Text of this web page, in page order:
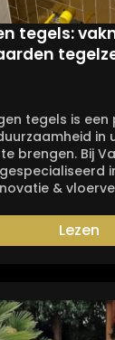
tegels:
tegels is
in
brengen. Bij
&
Lezen